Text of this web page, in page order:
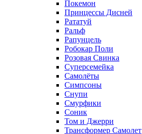
Покемон
Принцессы Дисней
Рататуй
Ральф
Рапунцель
Робокар Поли
Розовая Свинка
Суперсемейка
Самолёты
Симпсоны
Снупи
Смурфики
Соник
Том и Джерри
Трансформер Самолет